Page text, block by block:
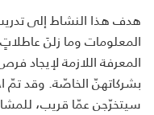
هدف هذا النشاط إلى
المعلومات وما زلنَ
المعرفة اللازمة لإيجاد
بشركاتهنّ الخاصّة. وقد تمّ
سيتخرّجن عمّا قريب،